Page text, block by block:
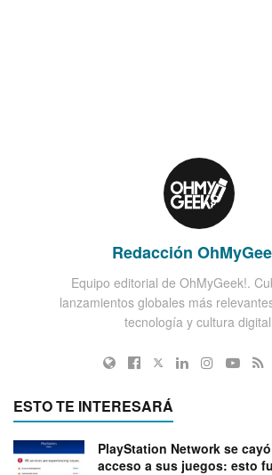
Redacción
Equipo editorial de OhMyGeek!.
lanzamientos globales más
tecnología y cultura
ESTO TE INTERESARÁ
PlayStation Network se
acceso a sus juegos: esto